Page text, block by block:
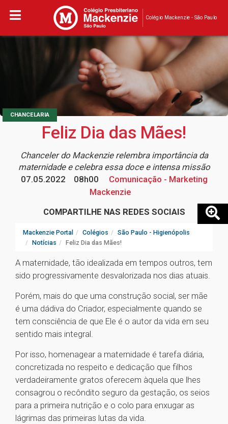
Colégio Mackenzie - São Paulo
CHANCELARIA
Feliz Dia das Mães!
Chanceler do Mackenzie relembra importância da
maternidade e celebra essa doce e intensa missão
07.05.2022
08h00
Comunicação - Marketing
Mackenzie
COMPARTILHE NAS REDES SOCIAIS
Mackenzie Portal Colégios
São Paulo - Higienópolis
Notícias
Feliz Dia das Mães!
A maternidade, tão idealizada em tempos outros, tem
sido progressivamente desvalorizada nos dias atuais.
Porém, mais do que uma construção social, ser mãe
é uma dádiva do Criador, especialmente quando se
tem consciência de que Ele é o autor da vida em seu
sentido mais integral.
Por isso, homenagear a maternidade é tarefa diária,
concretizada no respeito e dedicação que filhos
verdadeiramente gratos oferecem àquela que lhes
consagrou o recôndito seguro da gestação, os seios
para a primeira nutrição e o colo para enxugar as
lágrimas das primeiras lutas da vida.